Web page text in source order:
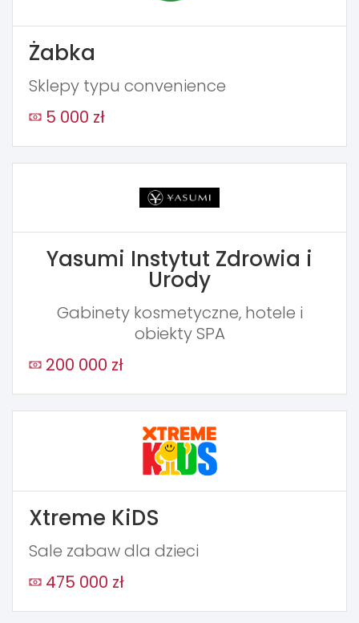
Żabka
Sklepy typu convenience
5 000 zł
Yasumi Instytut Zdrowia i
Urody
Gabinety kosmetyczne, hotele i
obiekty SPA
200 000 zł
Xtreme KiDS
Sale zabaw dla dzieci
475 000 zł